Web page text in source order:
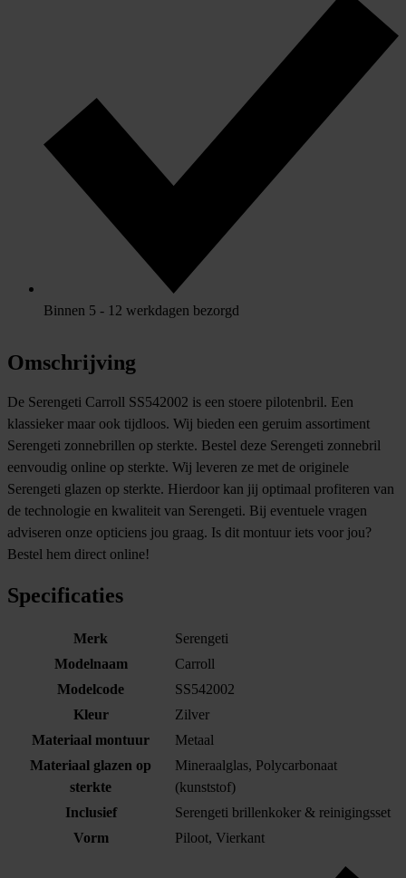
Binnen 5 - 12 werkdagen bezorgd
Omschrijving
De Serengeti Carroll SS542002 is een stoere pilotenbril. Een
klassieker maar ook tijdloos. Wij bieden een geruim assortiment
Serengeti zonnebrillen op sterkte. Bestel deze Serengeti zonnebril
eenvoudig online op sterkte. Wij leveren ze met de originele
Serengeti glazen op sterkte. Hierdoor kan jij optimaal profiteren van
de technologie en kwaliteit van Serengeti. Bij eventuele vragen
adviseren onze opticiens jou graag. Is dit montuur iets voor jou?
Bestel hem direct online!
Specificaties
Merk
Serengeti
Modelnaam
Carroll
Modelcode
SS542002
Kleur
Zilver
Materiaal montuur
Metaal
Materiaal glazen op
sterkte
Mineraalglas, Polycarbonaat
(kunststof)
Inclusief
Serengeti brillenkoker & reinigingsset
Vorm
Piloot, Vierkant